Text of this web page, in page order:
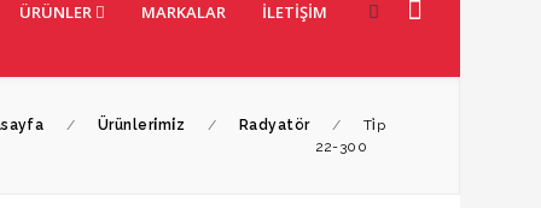
ÜRÜNLER MARKALAR İLETIŞIM
/ Ürünleri̇mi̇z / Radyatör /
Ti̇p
22-300